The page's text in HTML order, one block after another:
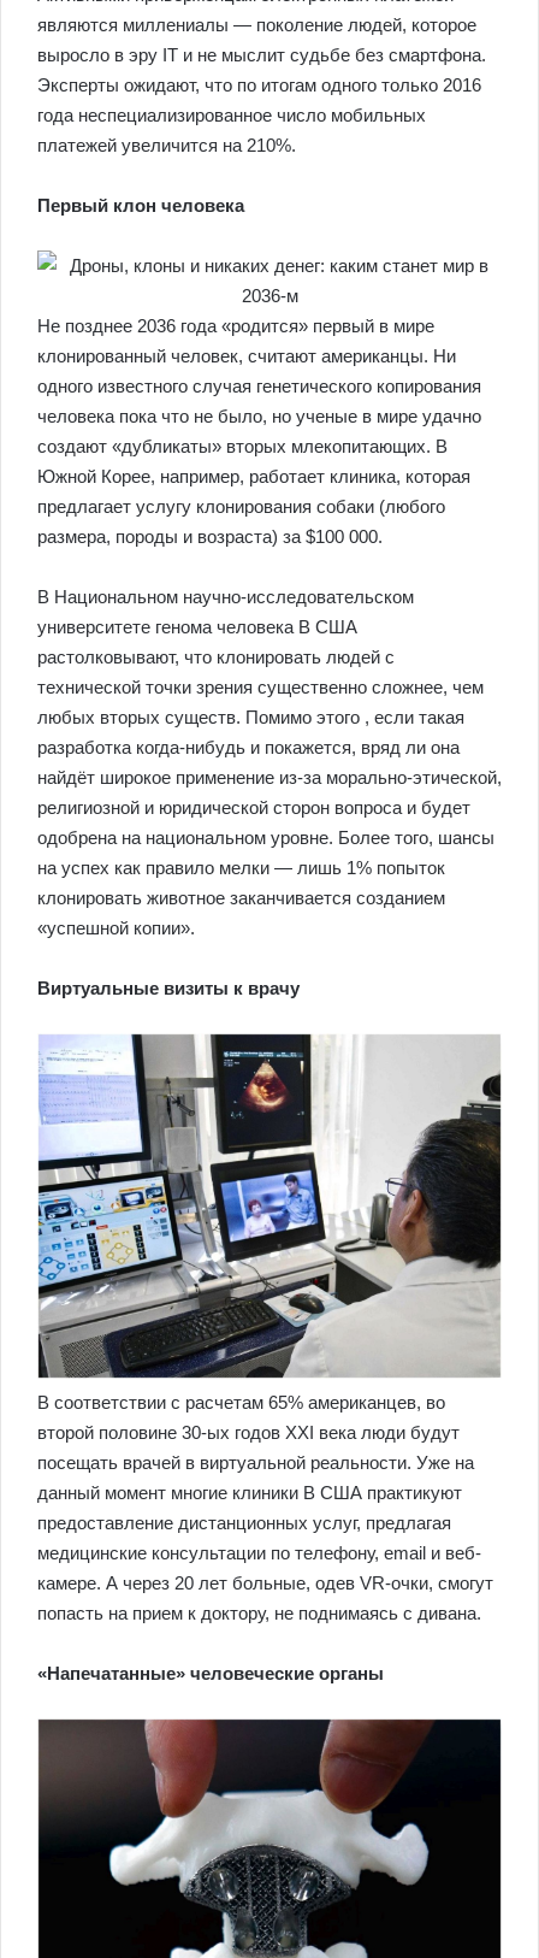
являются миллениалы — поколение людей, которое
выросло в эру IT и не мыслит судьбе без смартфона.
Эксперты ожидают, что по итогам одного только 2016
года неспециализированное число мобильных
платежей увеличится на 210%.
Первый клон человека
Не позднее 2036 года «родится» первый в мире
клонированный человек, считают американцы. Ни
одного известного случая генетического копирования
человека пока что не было, но ученые в мире удачно
создают «дубликаты» вторых млекопитающих. В
Южной Корее, например, работает клиника, которая
предлагает услугу клонирования собаки (любого
размера, породы и возраста) за $100 000.
В Национальном научно-исследовательском
университете генома человека В США
растолковывают, что клонировать людей с
технической точки зрения существенно сложнее, чем
любых вторых существ. Помимо этого , если такая
разработка когда-нибудь и покажется, вряд ли она
найдёт широкое применение из-за морально-этической,
религиозной и юридической сторон вопроса и будет
одобрена на национальном уровне. Более того, шансы
на успех как правило мелки — лишь 1% попыток
клонировать животное заканчивается созданием
«успешной копии».
Виртуальные визиты к врачу
В соответствии с расчетам 65% американцев, во
второй половине 30-ых годов XXI века люди будут
посещать врачей в виртуальной реальности. Уже на
данный момент многие клиники В США практикуют
предоставление дистанционных услуг, предлагая
медицинские консультации по телефону, email и веб-
камере. А через 20 лет больные, одев VR-очки, смогут
попасть на прием к доктору, не поднимаясь с дивана.
«Напечатанные» человеческие органы